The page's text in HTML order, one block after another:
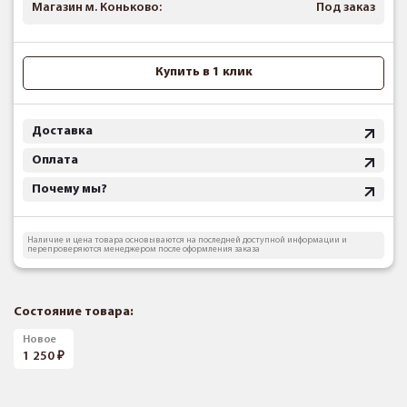
Магазин м. Коньково: Под заказ
Купить в 1 клик
Доставка
Оплата
Почему мы?
Наличие и цена товара основываются на последней доступной информации и
перепроверяются менеджером после оформления заказа
Состояние товара:
Новое
1 250